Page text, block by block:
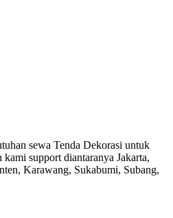
sewa Tenda Dekorasi untuk
support diantaranya Jakarta,
Karawang, Sukabumi, Subang,